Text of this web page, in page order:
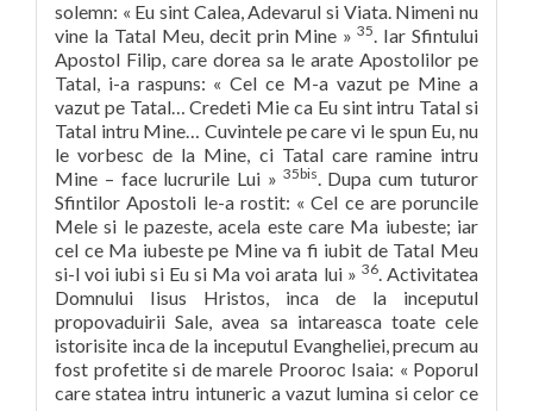
solemn: « Eu sint Calea, Adevarul si Viata. Nimeni nu
vine la Tatal Meu, decit prin Mine » 35. Iar Sfintului
Apostol Filip, care dorea sa le arate Apostolilor pe
Tatal, i-a raspuns: « Cel ce M-a vazut pe Mine a
vazut pe Tatal… Credeti Mie ca Eu sint intru Tatal si
Tatal intru Mine… Cuvintele pe care vi le spun Eu, nu
le vorbesc de la Mine, ci Tatal care ramine intru
Mine – face lucrurile Lui » 35bis. Dupa cum tuturor
Sfintilor Apostoli le-a rostit: « Cel ce are poruncile
Mele si le pazeste, acela este care Ma iubeste; iar
cel ce Ma iubeste pe Mine va fi iubit de Tatal Meu
si-l voi iubi si Eu si Ma voi arata lui » 36. Activitatea
Domnului Iisus Hristos, inca de la inceputul
propovaduirii Sale, avea sa intareasca toate cele
istorisite inca de la inceputul Evangheliei, precum au
fost profetite si de marele Prooroc Isaia: « Poporul
care statea intru intuneric a vazut lumina si celor ce